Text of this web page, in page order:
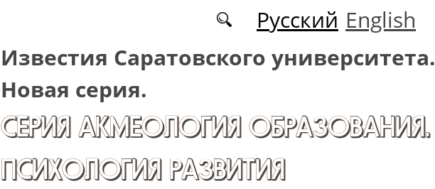
Русский English
Известия Саратовского университета.
Новая серия.
СЕРИЯ АКМЕОЛОГИЯ ОБРАЗОВАНИЯ.
ПСИХОЛОГИЯ РАЗВИТИЯ